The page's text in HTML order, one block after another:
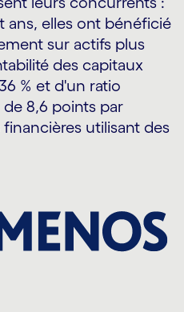
ans, elles ont bénéficié
sur actifs plus
des capitaux
% et d'un ratio
8,6 points par
utilisant des